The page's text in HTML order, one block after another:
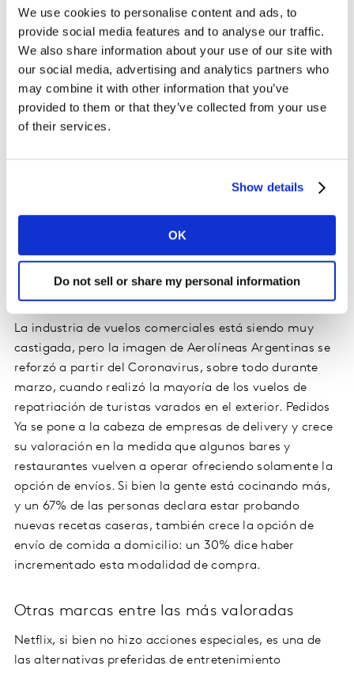
We use cookies to personalise content and ads, to
provide social media features and to analyse our traffic.
We also share information about your use of our site with
our social media, advertising and analytics partners who
may combine it with other information that you’ve
provided to them or that they’ve collected from your use
of their services.
Show details
OK
Do not sell or share my personal information
Mercado Libre modificó su logo y su claim, y con el
“codo a codo” se posiciona como la marca que más
sorprende positivamente por su contribución a los
stockeado trató de evitar salir a hacer compras, hay un
compras online, lo que hace que el ecosistema de
Mercado Libre gane aún más preponderancia. En
alternativa para transacciones “contactless”.
La industria de vuelos comerciales está siendo muy
castigada, pero la imagen de Aerolíneas Argentinas se
reforzó a partir del Coronavirus, sobre todo durante
marzo, cuando realizó la mayoría de los vuelos de
repatriación de turistas varados en el exterior. Pedidos
Ya se pone a la cabeza de empresas de delivery y crece
su valoración en la medida que algunos bares y
restaurantes vuelven a operar ofreciendo solamente la
opción de envíos. Si bien la gente está cocinando más,
y un 67% de las personas declara estar probando
nuevas recetas caseras, también crece la opción de
envío de comida a domicilio: un 30% dice haber
incrementado esta modalidad de compra.
Otras marcas entre las más valoradas
Netflix, si bien no hizo acciones especiales, es una de
las alternativas preferidas de entretenimiento